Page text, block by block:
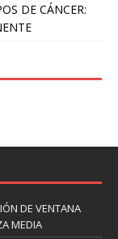
DE CÁNCER:
DE VENTANA
MEDIA